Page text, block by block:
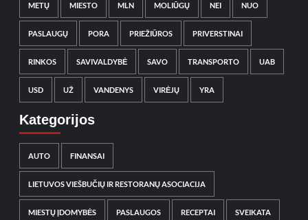
METŲ MIESTO MLN MOLIŪGŲ NEI NUO
PASLAUGŲ PORA PRIEŽIŪROS PRIVERSTINAI
RINKOS SAVIVALDYBĖ SAVO TRANSPORTO UAB
USD UŽ VANDENYS VIRĖJŲ YRA
Kategorijos
AUTO FINANSAI
LIETUVOS VIEŠBUČIŲ IR RESTORANŲ ASOCIACIJA
MIESTŲ ĮDOMYBĖS PASLAUGOS RECEPTAI SVEIKATA